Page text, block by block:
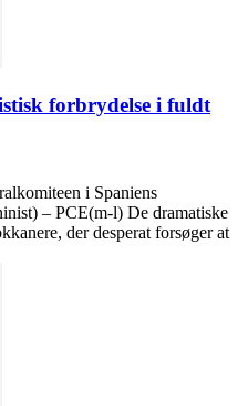
forbrydelse i fuldt
i Spaniens
– PCE(m-l) De dramatiske
der desperat forsøger at